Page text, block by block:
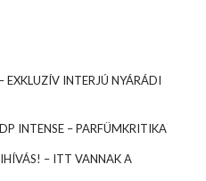
EXKLUZÍV INTERJÚ NYÁRÁDI
INTENSE – PARFÜMKRITIKA
– ITT VANNAK A